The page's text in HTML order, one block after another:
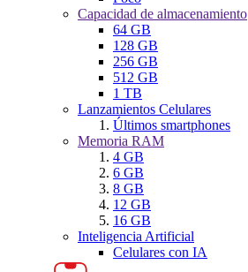
Capacidad de almacenamiento
64 GB
128 GB
256 GB
512 GB
1 TB
Lanzamientos Celulares
Últimos smartphones
Memoria RAM
4 GB
6 GB
8 GB
12 GB
16 GB
Inteligencia Artificial
Celulares con IA